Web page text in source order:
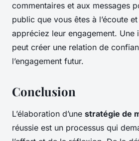
commentaires et aux messages
public que vous êtes à l’écoute
appréciez leur engagement. Une
peut créer une relation de
l’engagement futur.
Conclusion
L’élaboration d’une stratégie de
réussie est un processus qui